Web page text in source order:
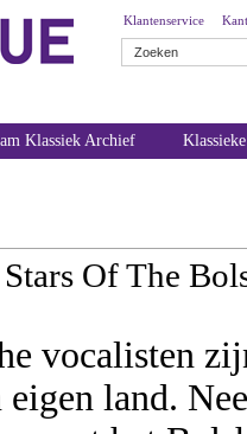
Klantenservice
Klassiek Archief
Of The
vocalisten
land.